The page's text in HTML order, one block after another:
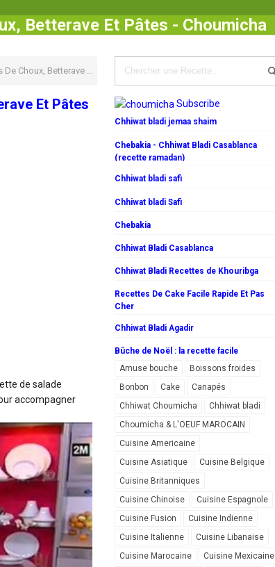
Betterave Et Pâtes - Choumicha
Betterave Et Pâtes
Et Pâtes
de salade
accompagner
Subscribe
Chhiwat bladi jemaa shaim
Chebakia - Chhiwat Bladi Casablanca
(recette ramadan)
Chhiwat bladi safi
Chhiwat bladi Safi
Chebakia
Chhiwat Bladi Casablanca
Chhiwat Bladi Recettes de Khouribga
Recettes De Cake Facile Rapide Et Pas
Cher
Chhiwat Bladi Agadir
Bûche de Noël : la recette facile
Amuse bouche
Boissons froides
Bonbon
Cake
Canapés
Chhiwat Choumicha
Chhiwat bladi
Choumicha & L'OEUF MAROCAIN
Cuisine Americaine
Cuisine Asiatique
Cuisine Belgique
Cuisine Britanniques
Cuisine Chinoise
Cuisine Espagnole
Cuisine Fusion
Cuisine Indienne
Cuisine Italienne
Cuisine Libanaise
Cuisine Marocaine
Cuisine Mexicaine